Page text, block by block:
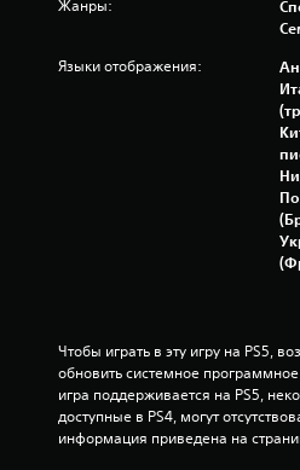
Жанры:
Языки отображения:
Чтобы играть в эту игру на PS5,
обновить системное
игра поддерживается на PS5,
доступные в PS4, могут
информация приведена на